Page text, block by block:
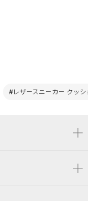
#レザースニーカー クッシ